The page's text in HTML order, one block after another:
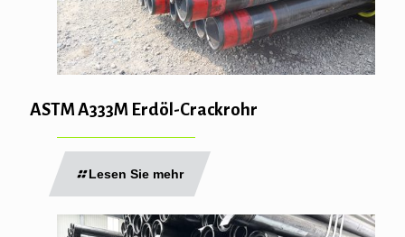
ASTM A333M Erdöl-Crackrohr
Lesen Sie mehr